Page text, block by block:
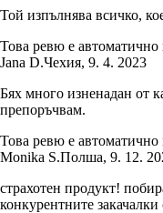
Той изпълнява всичко,
Това ревю е автоматично
Jana D.Чехия, 9. 4. 2023
Бях много изненадан от
препоръчвам.
Това ревю е автоматично
Monika S.Полша, 9. 12.
страхотен продукт!
конкурентните закачалки